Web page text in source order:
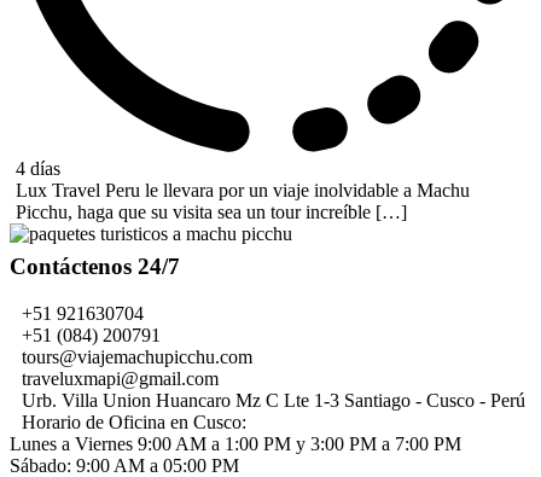
4 días
Lux Travel Peru le llevara por un viaje inolvidable a Machu
Picchu, haga que su visita sea un tour increíble […]
Contáctenos 24/7
+51 921630704
+51 (084) 200791
tours@viajemachupicchu.com
traveluxmapi@gmail.com
Urb. Villa Union Huancaro Mz C Lte 1-3 Santiago - Cusco - Perú
Horario de Oficina en Cusco:
Lunes a Viernes 9:00 AM a 1:00 PM y 3:00 PM a 7:00 PM
Sábado: 9:00 AM a 05:00 PM